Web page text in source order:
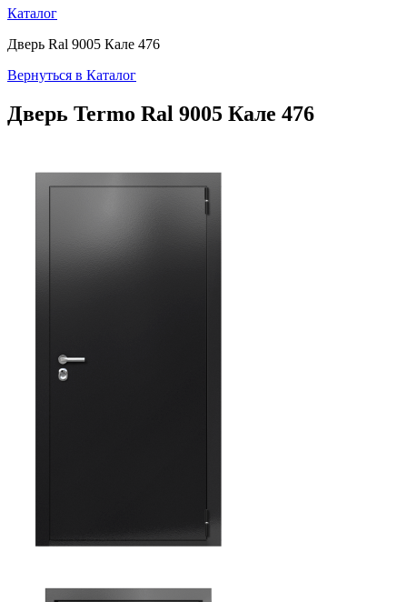
Каталог
Дверь Ral 9005 Кале 476
Вернуться в Каталог
Дверь Termo Ral 9005 Кале 476